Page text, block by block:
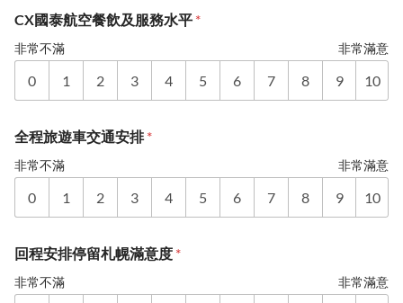
CX國泰航空餐飲及服務水平 *
非常不滿 非常滿意
0 1 2 3 4 5 6 7 8 9 10
全程旅遊車交通安排*
非常不滿 非常滿意
0 1 2 3 4 5 6 7 8 9 10
回程安排停留札幌滿意度 *
非常不滿 非常滿意